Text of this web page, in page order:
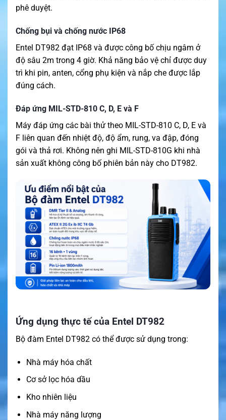
phê duyệt.
Chống bụi và chống nước IP68
Entel DT982 đạt IP68 và được công bố chịu ngâm ở
độ sâu 2m trong 4 giờ. Khả năng bảo vệ chỉ được duy
trì khi pin, anten, cổng phụ kiện và nắp che được lắp
đúng cách.
Đáp ứng MIL-STD-810 C, D, E và F
Máy đáp ứng các bài thử theo MIL-STD-810 C, D, E và
F liên quan đến nhiệt độ, độ ẩm, rung, va đập, đóng
gói và thả rơi. Không nên ghi MIL-STD-810G khi nhà
sản xuất không công bố phiên bản này cho DT982.
Ứng dụng thực tế của Entel DT982
Bộ đàm Entel DT982 có thể được sử dụng trong:
Nhà máy hóa chất
Cơ sở lọc hóa dầu
Kho nhiên liệu
Nhà máy năng lượng